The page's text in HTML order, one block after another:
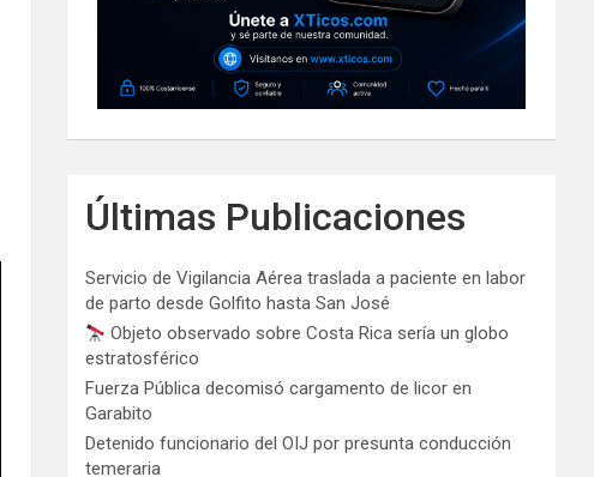
Últimas Publicaciones
Servicio de Vigilancia Aérea traslada a paciente en labor
de parto desde Golfito hasta San José
Objeto observado sobre Costa Rica sería un globo
estratosférico
Fuerza Pública decomisó cargamento de licor en
Garabito
Detenido funcionario del OIJ por presunta conducción
temeraria